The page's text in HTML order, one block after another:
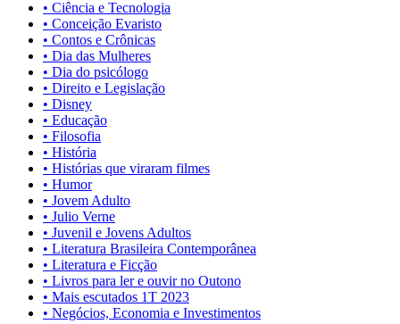
• Ciência e Tecnologia
• Conceição Evaristo
• Contos e Crônicas
• Dia das Mulheres
• Dia do psicólogo
• Direito e Legislação
• Disney
• Educação
• Filosofia
• História
• Histórias que viraram filmes
• Humor
• Jovem Adulto
• Julio Verne
• Juvenil e Jovens Adultos
• Literatura Brasileira Contemporânea
• Literatura e Ficção
• Livros para ler e ouvir no Outono
• Mais escutados 1T 2023
• Negócios, Economia e Investimentos